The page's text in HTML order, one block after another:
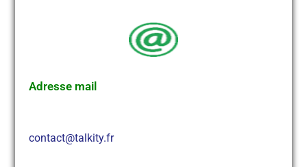
Adresse mail
contact@talkity.fr